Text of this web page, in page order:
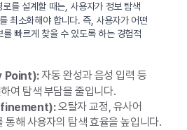
로를 설계할 때는, 사용자가 정보 탐색
최소화해야 합니다. 즉, 사용자가 어떤
빠르게 찾을 수 있도록 하는 경험적
Point):자동 완성과 음성 입력 등
여 탐색 부담을 줄입니다.
오탈자 교정, 유사어
통해 사용자의 탐색 효율을 높입니다.